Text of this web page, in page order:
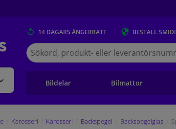
14 DAGARS ÅNGERRÄTT BESTÄLL
Sök
på
Winparts.se
Bildelar Bilmattor
Karosseri Karosseri Backspegel Backspegelglas